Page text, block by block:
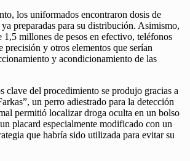
los uniformados encontraron dosis de
preparadas para su distribución. Asimismo,
1,5 millones de pesos en efectivo, teléfonos
precisión y otros elementos que serían
y acondicionamiento de las
clave del procedimiento se produjo gracias a
un perro adiestrado para la detección
permitió localizar droga oculta en un bolso
placard especialmente modificado con un
que habría sido utilizada para evitar su